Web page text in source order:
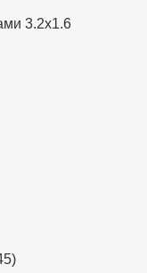
3.2х1.6